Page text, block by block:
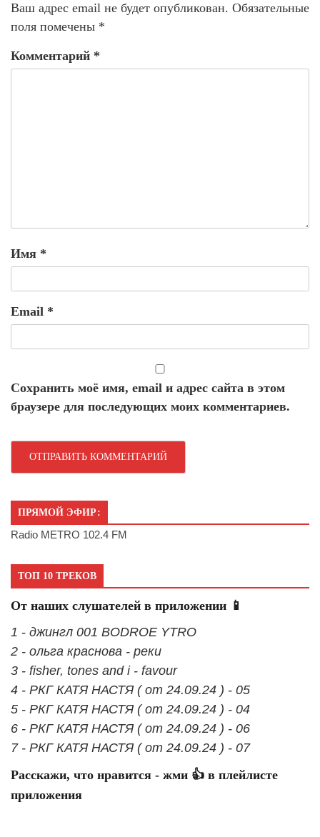
Ваш адрес email не будет опубликован. Обязательные
поля помечены *
Комментарий *
Имя *
Email *
Сохранить моё имя, email и адрес сайта в этом
браузере для последующих моих комментариев.
ПРЯМОЙ ЭФИР:
Radio METRO 102.4 FM
ТОП 10 ТРЕКОВ
От наших слушателей в приложении 📱
1 - джингл 001 BODROE YTRO
2 - ольга краснова - реки
3 - fisher, tones and i - favour
4 - РКГ КАТЯ НАСТЯ ( от 24.09.24 ) - 05
5 - РКГ КАТЯ НАСТЯ ( от 24.09.24 ) - 04
6 - РКГ КАТЯ НАСТЯ ( от 24.09.24 ) - 06
7 - РКГ КАТЯ НАСТЯ ( от 24.09.24 ) - 07
Расскажи, что нравится - жми 👍 в плейлисте
приложения